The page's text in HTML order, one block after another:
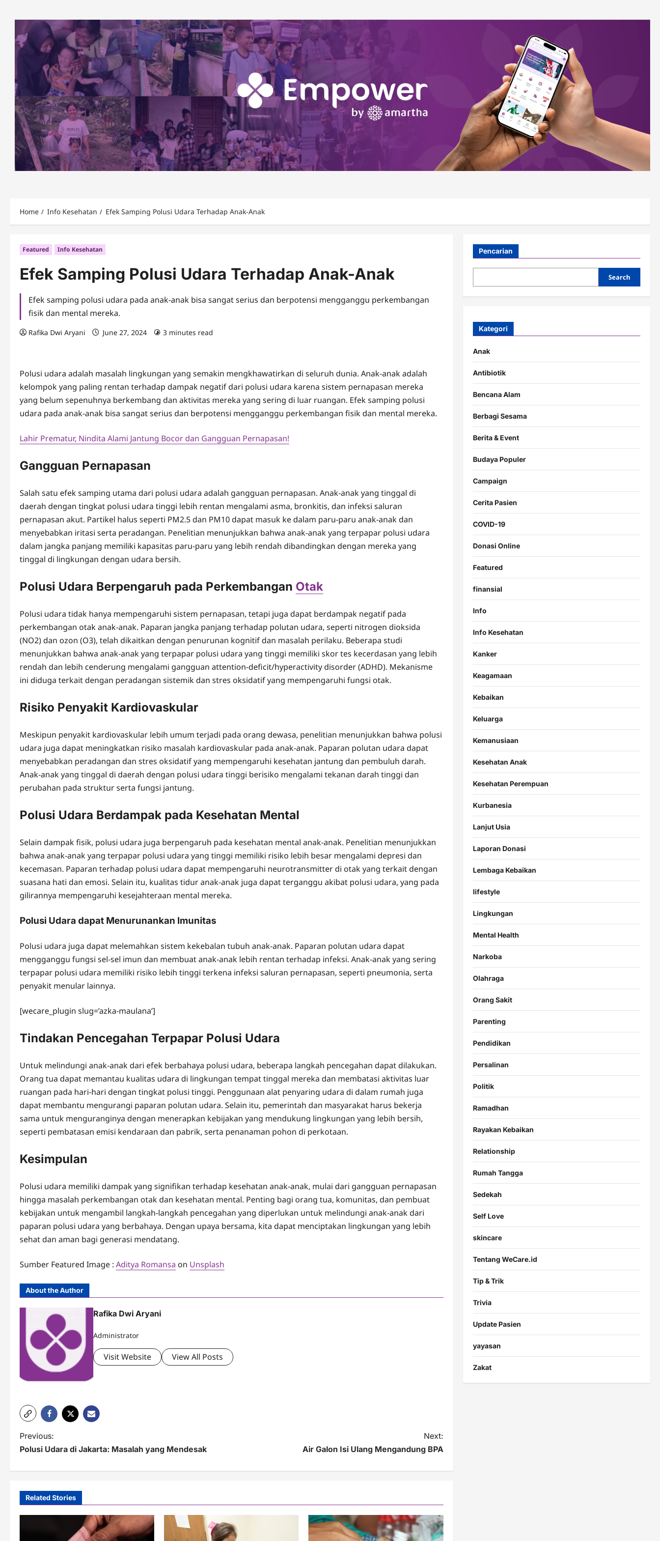
Home Info Kesehatan Efek Samping Polusi Udara Terhadap Anak-Anak
Featured Info Kesehatan
Efek Samping Polusi Udara Terhadap Anak-Anak
Efek samping polusi udara pada anak-anak bisa sangat serius dan berpotensi mengganggu perkembangan
fisik dan mental mereka.
Rafika Dwi Aryani June 27, 2024 3 minutes read
Polusi udara adalah masalah lingkungan yang semakin mengkhawatirkan di seluruh dunia. Anak-anak adalah
kelompok yang paling rentan terhadap dampak negatif dari polusi udara karena sistem pernapasan mereka
yang belum sepenuhnya berkembang dan aktivitas mereka yang sering di luar ruangan. Efek samping polusi
udara pada anak-anak bisa sangat serius dan berpotensi mengganggu perkembangan fisik dan mental mereka.
Lahir Prematur, Nindita Alami Jantung Bocor dan Gangguan Pernapasan!
Gangguan Pernapasan
Salah satu efek samping utama dari polusi udara adalah gangguan pernapasan. Anak-anak yang tinggal di
daerah dengan tingkat polusi udara tinggi lebih rentan mengalami asma, bronkitis, dan infeksi saluran
pernapasan akut. Partikel halus seperti PM2.5 dan PM10 dapat masuk ke dalam paru-paru anak-anak dan
menyebabkan iritasi serta peradangan. Penelitian menunjukkan bahwa anak-anak yang terpapar polusi udara
dalam jangka panjang memiliki kapasitas paru-paru yang lebih rendah dibandingkan dengan mereka yang
tinggal di lingkungan dengan udara bersih.
Polusi Udara Berpengaruh pada Perkembangan Otak
Polusi udara tidak hanya mempengaruhi sistem pernapasan, tetapi juga dapat berdampak negatif pada
perkembangan otak anak-anak. Paparan jangka panjang terhadap polutan udara, seperti nitrogen dioksida
(NO2) dan ozon (O3), telah dikaitkan dengan penurunan kognitif dan masalah perilaku. Beberapa studi
menunjukkan bahwa anak-anak yang terpapar polusi udara yang tinggi memiliki skor tes kecerdasan yang lebih
rendah dan lebih cenderung mengalami gangguan attention-deficit/hyperactivity disorder (ADHD). Mekanisme
ini diduga terkait dengan peradangan sistemik dan stres oksidatif yang mempengaruhi fungsi otak.
Risiko Penyakit Kardiovaskular
Meskipun penyakit kardiovaskular lebih umum terjadi pada orang dewasa, penelitian menunjukkan bahwa polusi
udara juga dapat meningkatkan risiko masalah kardiovaskular pada anak-anak. Paparan polutan udara dapat
menyebabkan peradangan dan stres oksidatif yang mempengaruhi kesehatan jantung dan pembuluh darah.
Anak-anak yang tinggal di daerah dengan polusi udara tinggi berisiko mengalami tekanan darah tinggi dan
perubahan pada struktur serta fungsi jantung.
Polusi Udara Berdampak pada Kesehatan Mental
Selain dampak fisik, polusi udara juga berpengaruh pada kesehatan mental anak-anak. Penelitian menunjukkan
bahwa anak-anak yang terpapar polusi udara yang tinggi memiliki risiko lebih besar mengalami depresi dan
kecemasan. Paparan terhadap polusi udara dapat mempengaruhi neurotransmitter di otak yang terkait dengan
suasana hati dan emosi. Selain itu, kualitas tidur anak-anak juga dapat terganggu akibat polusi udara, yang pada
gilirannya mempengaruhi kesejahteraan mental mereka.
Polusi Udara dapat Menurunankan Imunitas
Polusi udara juga dapat melemahkan sistem kekebalan tubuh anak-anak. Paparan polutan udara dapat
mengganggu fungsi sel-sel imun dan membuat anak-anak lebih rentan terhadap infeksi. Anak-anak yang sering
terpapar polusi udara memiliki risiko lebih tinggi terkena infeksi saluran pernapasan, seperti pneumonia, serta
penyakit menular lainnya.
[wecare_plugin slug=’azka-maulana’]
Tindakan Pencegahan Terpapar Polusi Udara
Untuk melindungi anak-anak dari efek berbahaya polusi udara, beberapa langkah pencegahan dapat dilakukan.
Orang tua dapat memantau kualitas udara di lingkungan tempat tinggal mereka dan membatasi aktivitas luar
ruangan pada hari-hari dengan tingkat polusi tinggi. Penggunaan alat penyaring udara di dalam rumah juga
dapat membantu mengurangi paparan polutan udara. Selain itu, pemerintah dan masyarakat harus bekerja
sama untuk menguranginya dengan menerapkan kebijakan yang mendukung lingkungan yang lebih bersih,
seperti pembatasan emisi kendaraan dan pabrik, serta penanaman pohon di perkotaan.
Kesimpulan
Polusi udara memiliki dampak yang signifikan terhadap kesehatan anak-anak, mulai dari gangguan pernapasan
hingga masalah perkembangan otak dan kesehatan mental. Penting bagi orang tua, komunitas, dan pembuat
kebijakan untuk mengambil langkah-langkah pencegahan yang diperlukan untuk melindungi anak-anak dari
paparan polusi udara yang berbahaya. Dengan upaya bersama, kita dapat menciptakan lingkungan yang lebih
sehat dan aman bagi generasi mendatang.
Sumber Featured Image : Aditya Romansa on Unsplash
About the Author
Rafika Dwi Aryani
Administrator
Visit Website View All Posts
P
o
s
t
n
Previous:
Polusi Udara di Jakarta: Masalah yang Mendesak
Next:
Air Galon Isi Ulang Mengandung BPA
Related Stories
Pencarian
Search
Kategori
Anak
Antibiotik
Bencana Alam
Berbagi Sesama
Berita & Event
Budaya Populer
Campaign
Cerita Pasien
COVID-19
Donasi Online
Featured
finansial
Info
Info Kesehatan
Kanker
Keagamaan
Kebaikan
Keluarga
Kemanusiaan
Kesehatan Anak
Kesehatan Perempuan
Kurbanesia
Lanjut Usia
Laporan Donasi
Lembaga Kebaikan
lifestyle
Lingkungan
Mental Health
Narkoba
Olahraga
Orang Sakit
Parenting
Pendidikan
Persalinan
Politik
Ramadhan
Rayakan Kebaikan
Relationship
Rumah Tangga
Sedekah
Self Love
skincare
Tentang WeCare.id
Tip & Trik
Trivia
Update Pasien
yayasan
Zakat